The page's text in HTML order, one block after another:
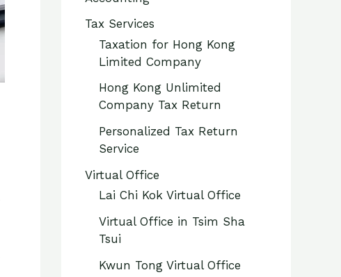
Tax Services
Taxation for Hong Kong
Limited Company
Hong Kong Unlimited
Company Tax Return
Personalized Tax Return
Service
Virtual Office
Lai Chi Kok Virtual Office
Virtual Office in Tsim Sha
Tsui
Kwun Tong Virtual Office